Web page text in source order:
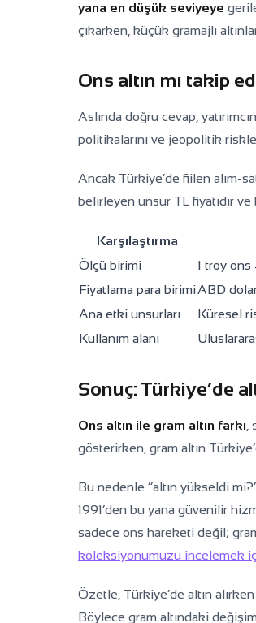
yana en düşük seviyeye
çıkarken, küçük gramajlı
Ons altın mı takip
Aslında doğru cevap,
politikalarını ve jeopolitik
Ancak Türkiye’de fiilen alım-
belirleyen unsur TL fiyatıdır
Karşılaştırma
Ölçü birimi
1 troy ons
Fiyatlama para birimiABD
Ana etki unsurları
Küresel
Kullanım alanı
Sonuç: Türkiye’de
Ons altın ile gram altın farkı
gösterirken, gram altın
Bu nedenle “altın yükseldi
1991’den bu yana güvenilir
sadece ons hareketi değil;
koleksiyonumuzu incelemek
Özetle, Türkiye’de altın
Böylece gram altındaki